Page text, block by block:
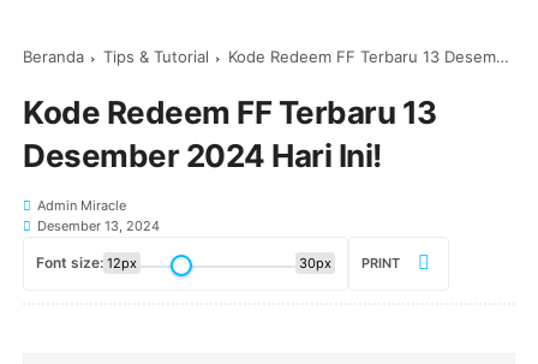
Beranda Tips & Tutorial Kode Redeem FF Terbaru 13 Desember 2024 Hari Ini!
Kode Redeem FF Terbaru 13
Desember 2024 Hari Ini!
Admin Miracle
Desember 13, 2024
Font size: 12px 30px PRINT